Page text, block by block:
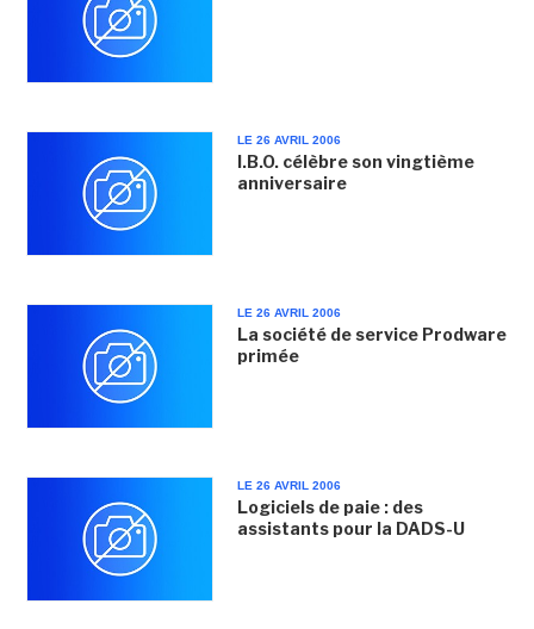
LE 26 AVRIL 2006
I.B.O. célèbre son vingtième
anniversaire
LE 26 AVRIL 2006
La société de service Prodware
primée
LE 26 AVRIL 2006
Logiciels de paie : des
assistants pour la DADS-U